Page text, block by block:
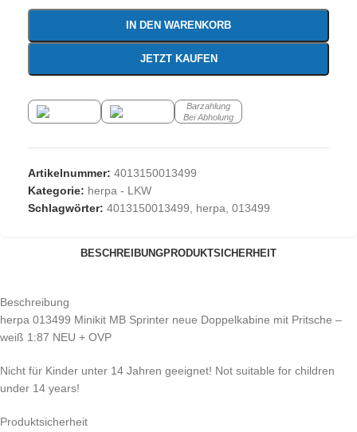
IN DEN WARENKORB
JETZT KAUFEN
Barzahlung
Bei Abholung
Artikelnummer: 4013150013499
Kategorie: herpa - LKW
Schlagwörter: 4013150013499, herpa, 013499
BESCHREIBUNGPRODUKTSICHERHEIT
Beschreibung
herpa 013499 Minikit MB Sprinter neue Doppelkabine mit Pritsche –
weiß 1:87 NEU + OVP
Nicht für Kinder unter 14 Jahren geeignet! Not suitable for children
under 14 years!
Produktsicherheit